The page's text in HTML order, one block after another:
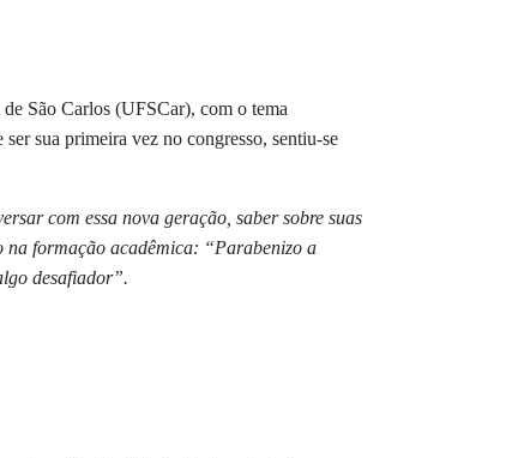
São Carlos (UFSCar), com o tema
sua primeira vez no congresso, sentiu-se
com essa nova geração, saber sobre suas
na formação acadêmica: “Parabenizo a
desafiador”.